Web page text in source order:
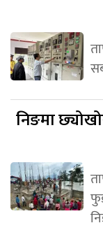
निङमा